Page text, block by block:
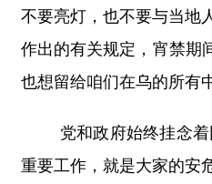
不要亮灯，也不要与当地
作出的有关规定，宵禁期
也想留给咱们在乌的所有
党和政府始终挂念
重要工作，就是大家的安